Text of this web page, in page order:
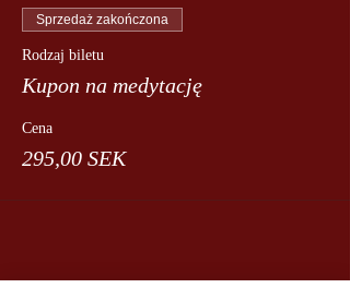
Sprzedaż zakończona
Rodzaj biletu
Kupon na medytację
Cena
295,00 SEK